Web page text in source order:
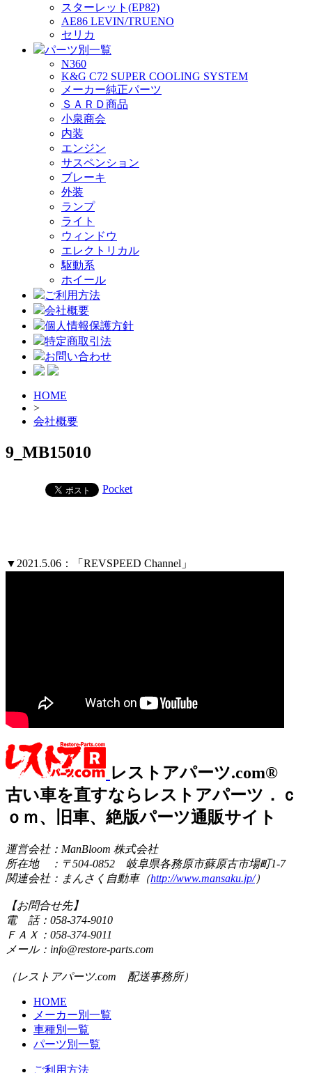
スターレット(EP82)
AE86 LEVIN/TRUENO
セリカ
パーツ別一覧
N360
K&G C72 SUPER COOLING SYSTEM
メーカー純正パーツ
ＳＡＲＤ商品
小泉商会
内装
エンジン
サスペンション
ブレーキ
外装
ランプ
ライト
ウィンドウ
エレクトリカル
駆動系
ホイール
ご利用方法
会社概要
個人情報保護方針
特定商取引法
お問い合わせ
HOME
>
会社概要
9_MB15010
Pocket
▼2021.5.06：「REVSPEED Channel」
レストアパーツ.com®
古い車を直すならレストアパーツ．ｃ
ｏｍ、旧車、絶版パーツ通販サイト
運営会社：ManBloom 株式会社
所在地 ：〒504-0852 岐阜県各務原市蘇原古市場町1-7
関連会社：まんさく自動車（http://www.mansaku.jp/）
【お問合せ先】
電 話：058-374-9010
ＦＡＸ：058-374-9011
メール：info@restore-parts.com
（レストアパーツ.com 配送事務所）
HOME
メーカー別一覧
車種別一覧
パーツ別一覧
ご利用方法